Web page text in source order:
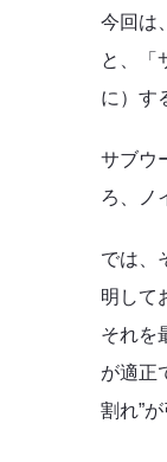
今回は
と、「
に）す
サブウ
ろ、ノ
では、
明して
それを
が適正
割れ”